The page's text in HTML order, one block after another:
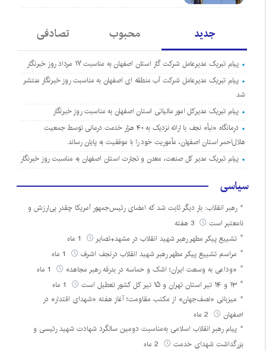
جدید محبوب تصادفی
پیام تبریک مدیرعامل شرکت گاز استان اصفهان به مناسبت ۱۷ مرداد روز خبرنگار
پیام تبریک مدیرعامل شرکت آب منطقه ای اصفهان به مناسبت روز خبرنگار منتشر
شد
پیام تبریک مدیرکل امور مالیاتی استان اصفهان به مناسبت روز خبرنگار
درمانگاه «نبأ» نجف با ارائه نزدیک به ۴۰ هزار خدمت درمانی توسط جمعیت
هلال‌احمر استان اصفهان، مأموریت خود را با موفقیت به پایان رساند.
پیام تبریک مدیر کل صنعت، معدن و تجارت استان اصفهان به مناسبت روز خبرنگار
سیاسی
رهبر انقلاب: بار دیگر ثابت شد که امضای رئیس‌جمهور آمریکا چقدر بی‌ارزش و
نامعتبر است
3 هفته
تشییع پیکر مطهر رهبر شهید انقلاب در مشهد+تصایر
مراسم تشییع پیکر مطهر رهبر شهید انقلاب درنجف اشرف
«وداعی به وسعت ایران؛ اشک و حماسه در بدرقه رهبر مجاهد»
۱۳ و ۱۴ تیر استان تهران و ۱۵ تیر کل کشور تعطیل است
میزبانی «نصف‌جهان» از مکتب مقاومت؛ آغاز هفته «شهدای اقتدار» در
اصفهان
پیام رهبر انقلاب اسلامی به‌مناسبت دومین سالگرد شهادت شهید رئیسی و
بزرگداشت شهدای خدمت